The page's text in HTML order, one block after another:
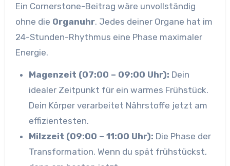
Ein Cornerstone-Beitrag wäre unvollständig
ohne die Organuhr. Jedes deiner Organe hat im
24-Stunden-Rhythmus eine Phase maximaler
Energie.
Magenzeit (07:00 – 09:00 Uhr): Dein
idealer Zeitpunkt für ein warmes Frühstück.
Dein Körper verarbeitet Nährstoffe jetzt am
effizientesten.
Milzzeit (09:00 – 11:00 Uhr): Die Phase der
Transformation. Wenn du spät frühstückst,